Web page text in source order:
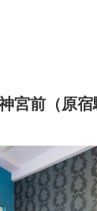
宮前（原宿